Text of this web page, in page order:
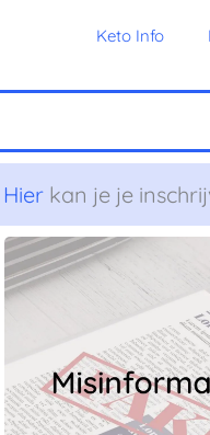
Keto Info
Hierkan je je